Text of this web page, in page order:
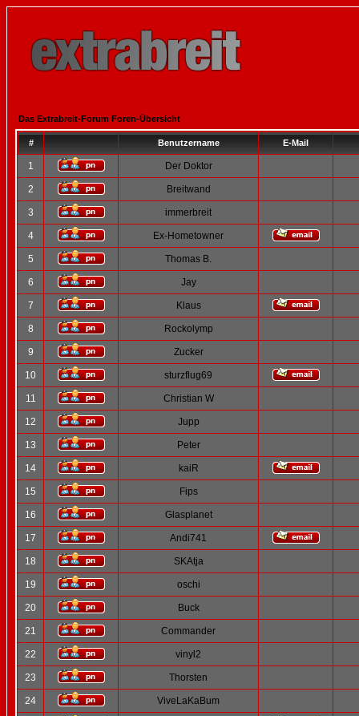
Das Extrabreit-Forum Foren-Übersicht
# Benutzername E-Mail
1 Der Doktor
2 Breitwand
3 immerbreit
4 Ex-Hometowner
5 Thomas B.
6 Jay
7 Klaus
8 Rockolymp
9 Zucker
10 sturzflug69
11 Christian W
12 Jupp
13 Peter
14 kaiR
15 Fips
16 Glasplanet
17 Andi741
18 SKAtja
19 oschi
20 Buck
21 Commander
22 vinyl2
23 Thorsten
24 ViveLaKaBum